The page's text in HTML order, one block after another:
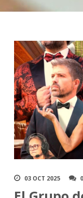
03 OCT 2025 0